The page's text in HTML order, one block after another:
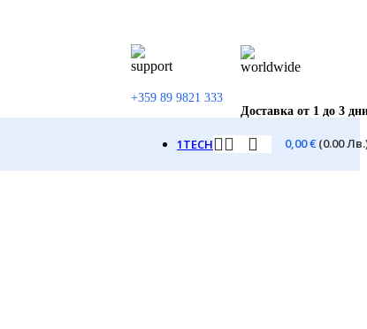
+359 89 9821 333
Доставка от 1 до 3
1TECH 0,00€ (0.00